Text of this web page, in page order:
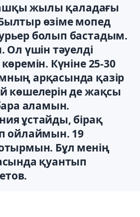
жылы қаладағы
өзіме мопед
болып бастадым.
үшін тәуелді
Күніне 25-30
арқасында қазір
көшелерін де жақсы
аламын.
ұстайды, бірақ
ойлаймын. 19
Бұл менің
қуантып